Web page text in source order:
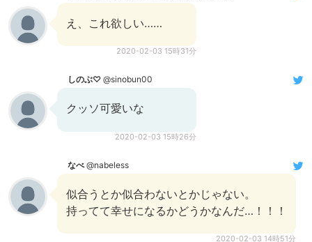
え、これ欲しい……
2020-02-03 15時31分
しのぶ♡ @sinobun00
クッソ可愛いな
2020-02-03 15時26分
なべ@nabeless
似合うとか似合わないとかじゃない。
持ってて幸せになるかどうかなんだ…！！！
2020-02-03 14時51分